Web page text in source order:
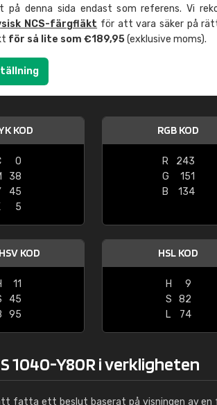
på denna sida endast som referens. Vi
NCS-färgfläkt för att vara säker på
för så lite som €189,95(exklusive moms).
KOD
0
38
45
5
RGB KOD
R
243
G
151
B
134
KOD
11
45
95
HSL KOD
H
9
S
82
L
74
1040-Y80R i verkligheten
fatta ett beslut baserat på visningen av en